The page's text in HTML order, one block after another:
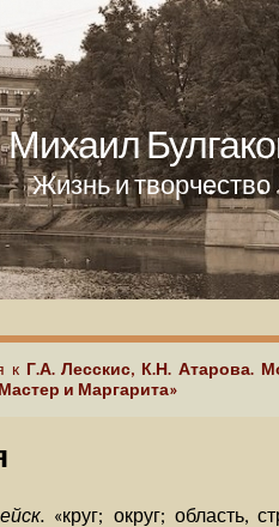
Михаил
Жизнь и творчество
к Г.А. Лесскис, К.Н. Атарова.
и Маргарита»
«круг; округ; область,